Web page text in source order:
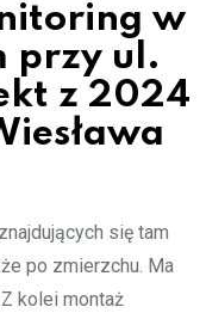
w
przy ul.
z 2024
się tam
po zmierzchu. Ma
kolei montaż